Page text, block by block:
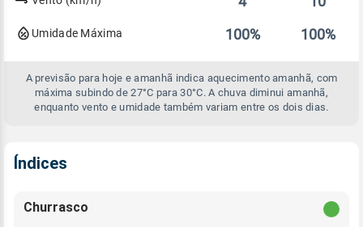
Umidade Máxima 100% 100%
A previsão para hoje e amanhã indica aquecimento amanhã, com
máxima subindo de 27°C para 30°C. A chuva diminui amanhã,
enquanto vento e umidade também variam entre os dois dias.
Índices
Churrasco